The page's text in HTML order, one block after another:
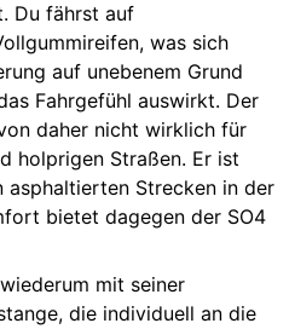
Du fährst auf
was sich
auf unebenem Grund
Fahrgefühl auswirkt. Der
daher nicht wirklich für
holprigen Straßen. Er ist
Strecken in der
bietet dagegen der SO4
mit seiner
die individuell an die